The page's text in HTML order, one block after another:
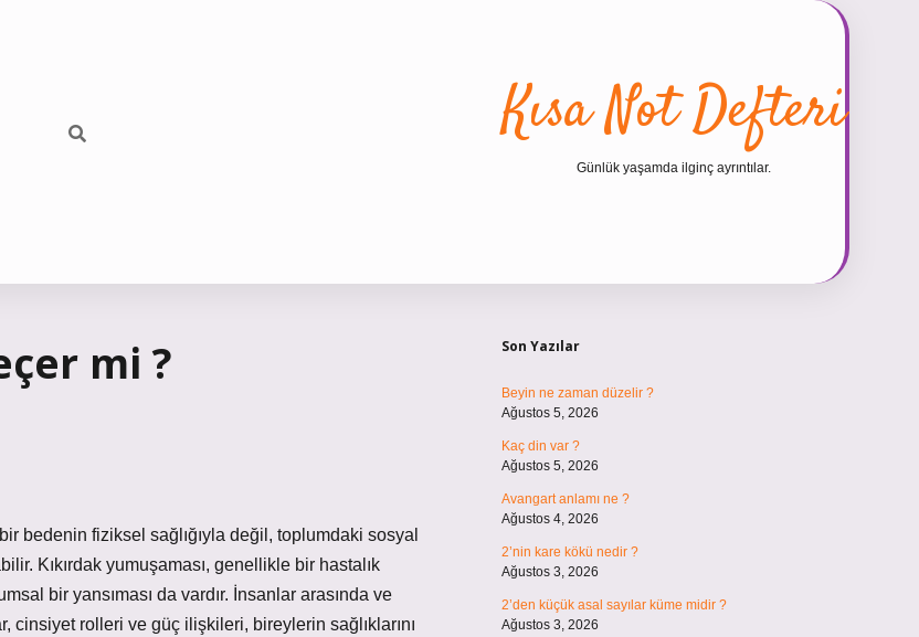
Kısa Not Defteri
Günlük yaşamda ilginç ayrıntılar.
mi ?
bedenin fiziksel sağlığıyla değil, toplumdaki sosyal
Kıkırdak yumuşaması, genellikle bir hastalık
bir yansıması da vardır. İnsanlar arasında ve
cinsiyet rolleri ve güç ilişkileri, bireylerin sağlıklarını
Son Yazılar
Beyin ne zaman düzelir ?
Ağustos 5, 2026
Kaç din var ?
Ağustos 5, 2026
Avangart anlamı ne ?
Ağustos 4, 2026
2’nin kare kökü nedir ?
Ağustos 3, 2026
2’den küçük asal sayılar küme midir ?
Ağustos 3, 2026